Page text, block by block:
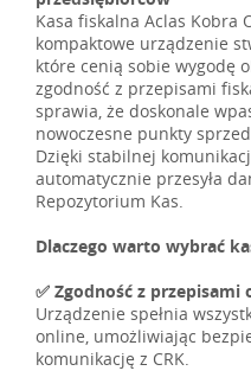
Kasa fiskalna Aclas Kobra
kompaktowe urządzenie
które cenią sobie wygodę
zgodność z przepisami
sprawia, że doskonale
nowoczesne punkty
Dzięki stabilnej
automatycznie przesyła
Repozytorium Kas.
Dlaczego warto wybrać
✅ Zgodność z przepisami
Urządzenie spełnia
online, umożliwiając
komunikację z CRK.